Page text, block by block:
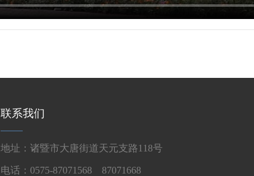
联系我们
地址：诸暨市大唐街道天元支路118号
电话：0575-87071568 87071668